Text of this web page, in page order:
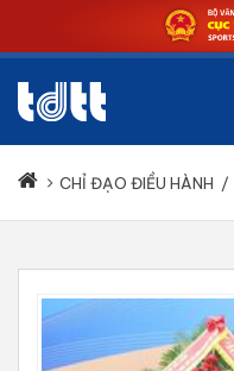
CHỈ ĐẠO ĐIỀU HÀNH /